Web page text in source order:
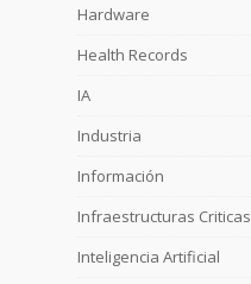
Hardware
Health Records
IA
Industria
Información
Infraestructuras Criticas
Inteligencia Artificial